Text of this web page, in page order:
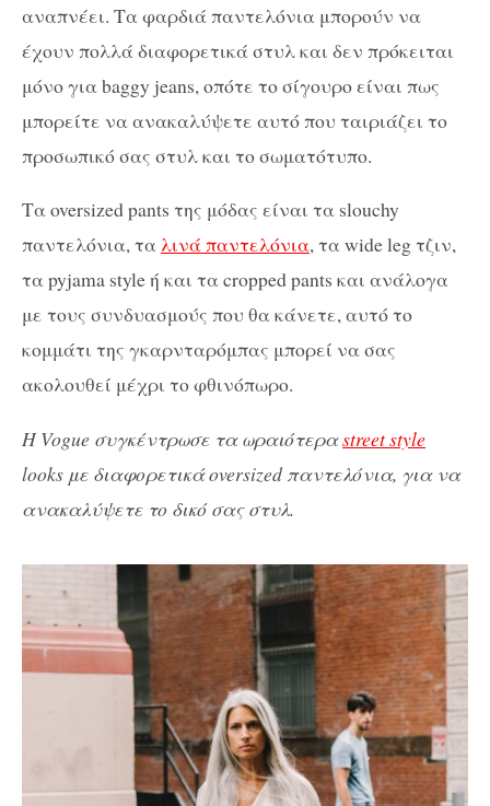
αναπνέει. Τα φαρδιά παντελόνια μπορούν να
έχουν πολλά διαφορετικά στυλ και δεν πρόκειται
μόνο για baggy jeans, οπότε το σίγουρο είναι πως
μπορείτε να ανακαλύψετε αυτό που ταιριάζει το
προσωπικό σας στυλ και το σωματότυπο.
Τα oversized pants της μόδας είναι τα slouchy
παντελόνια, τα λινά παντελόνια, τα wide leg τζιν,
τα pyjama style ή και τα cropped pants και ανάλογα
με τους συνδυασμούς που θα κάνετε, αυτό το
κομμάτι της γκαρνταρόμπας μπορεί να σας
ακολουθεί μέχρι το φθινόπωρο.
Η Vogue συγκέντρωσε τα ωραιότεραstreet style
looks με διαφορετικά oversized παντελόνια, για να
ανακαλύψετε το δικό σας στυλ.